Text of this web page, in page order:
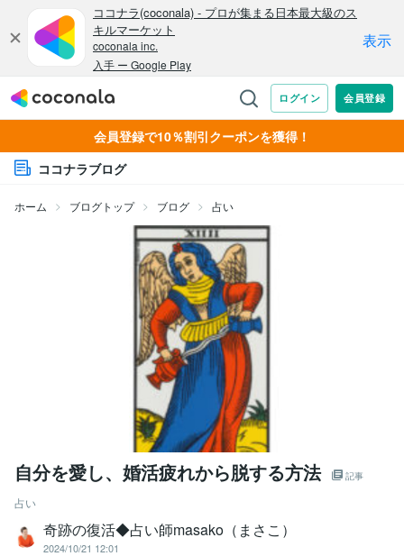
会員登録で10％割引クーポンを獲得！
ココナラブログ
ホーム ブログトップ ブログ 占い
自分を愛し、婚活疲れから脱する方法 記事
占い
奇跡の復活◆占い師masako（まさこ）
2024/10/21 12:01